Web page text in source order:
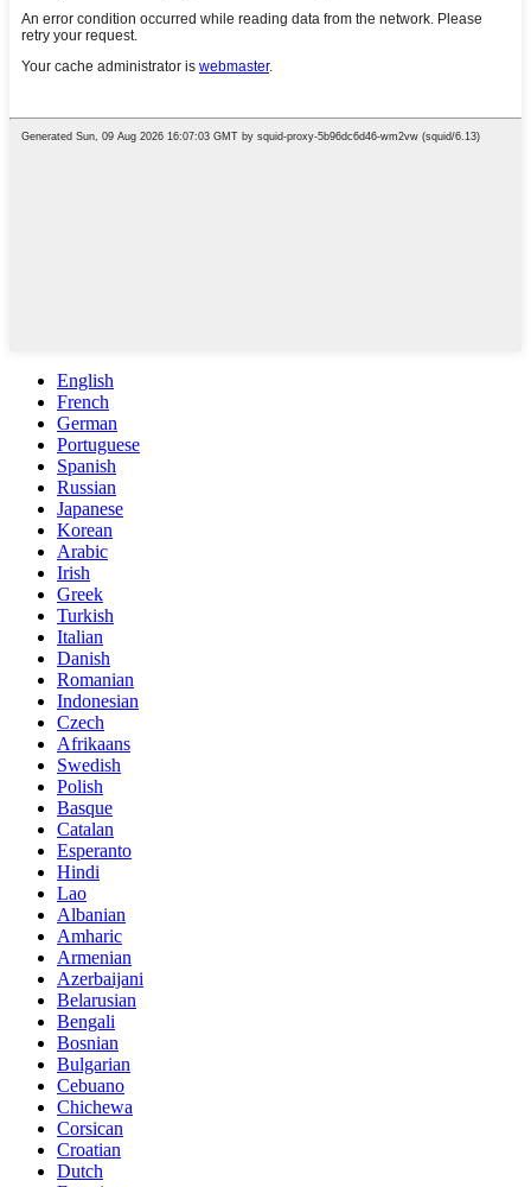
English
French
German
Portuguese
Spanish
Russian
Japanese
Korean
Arabic
Irish
Greek
Turkish
Italian
Danish
Romanian
Indonesian
Czech
Afrikaans
Swedish
Polish
Basque
Catalan
Esperanto
Hindi
Lao
Albanian
Amharic
Armenian
Azerbaijani
Belarusian
Bengali
Bosnian
Bulgarian
Cebuano
Chichewa
Corsican
Croatian
Dutch